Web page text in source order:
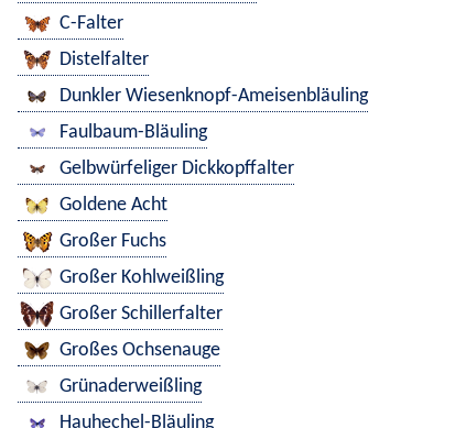
C-Falter
Distelfalter
Dunkler Wiesenknopf-Ameisenbläuling
Faulbaum-Bläuling
Gelbwürfeliger Dickkopffalter
Goldene Acht
Großer Fuchs
Großer Kohlweißling
Großer Schillerfalter
Großes Ochsenauge
Grünaderweißling
Hauhechel-Bläuling